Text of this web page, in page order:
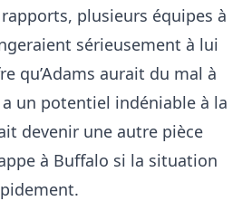
plusieurs équipes à
sérieusement à lui
qu’Adams aurait du mal à
un potentiel indéniable à la
devenir une autre pièce
à Buffalo si la situation